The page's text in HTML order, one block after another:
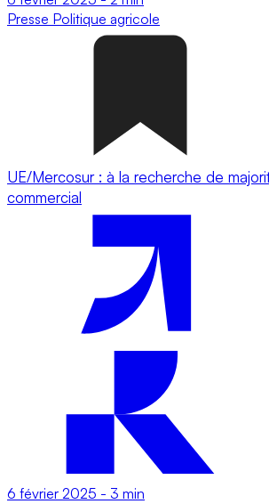
Presse Politique agricole
UE/Mercosur : à la recherche de
commercial
6 février 2025 - 3 min